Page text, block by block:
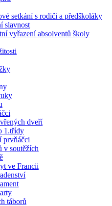
setkání s rodiči a předškoláky
slavnost
vyřazení absolventů školy
dveří
1.třídy
prvňáčci
v soutěžích
ve Francii
táborů